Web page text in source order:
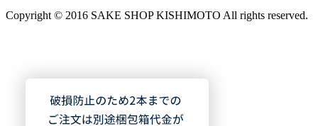
Copyright © 2016 SAKE SHOP KISHIMOTO All rights reserved.